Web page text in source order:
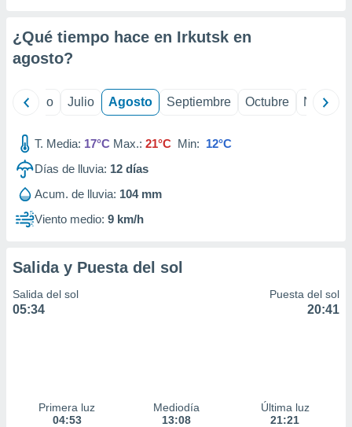
e
de
¿Qué tiempo hace en Irkutsk en
agosto?
Junio Julio Agosto Septiembre Octubre
T. Media: 17°C Max.: 21°C Min: 12°C
Días de lluvia: 12 días
Acum. de lluvia: 104 mm
Viento medio: 9 km/h
Salida y Puesta del sol
Salida del sol
05:34
Puesta del sol
20:41
Primera luz
04:53
Mediodía
13:08
Última luz
21:21